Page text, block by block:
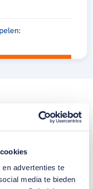
advertenties te
media te bieden
er